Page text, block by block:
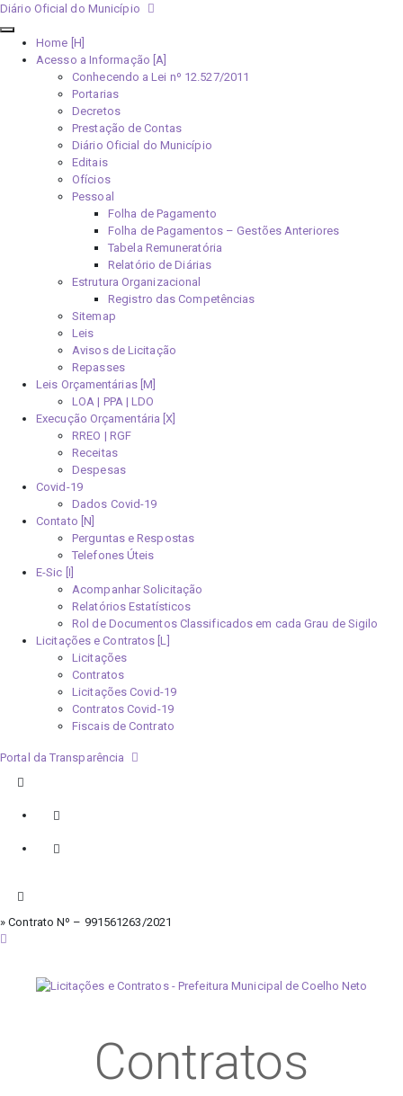
Diário Oficial do Município
Home [H]
Acesso a Informação [A]
Conhecendo a Lei nº 12.527/2011
Portarias
Decretos
Prestação de Contas
Diário Oficial do Município
Editais
Ofícios
Pessoal
Folha de Pagamento
Folha de Pagamentos – Gestões Anteriores
Tabela Remuneratória
Relatório de Diárias
Estrutura Organizacional
Registro das Competências
Sitemap
Leis
Avisos de Licitação
Repasses
Leis Orçamentárias [M]
LOA | PPA | LDO
Execução Orçamentária [X]
RREO | RGF
Receitas
Despesas
Covid-19
Dados Covid-19
Contato [N]
Perguntas e Respostas
Telefones Úteis
E-Sic [I]
Acompanhar Solicitação
Relatórios Estatísticos
Rol de Documentos Classificados em cada Grau de Sigilo
Licitações e Contratos [L]
Licitações
Contratos
Licitações Covid-19
Contratos Covid-19
Fiscais de Contrato
Portal da Transparência
» Contrato Nº – 991561263/2021
Contratos